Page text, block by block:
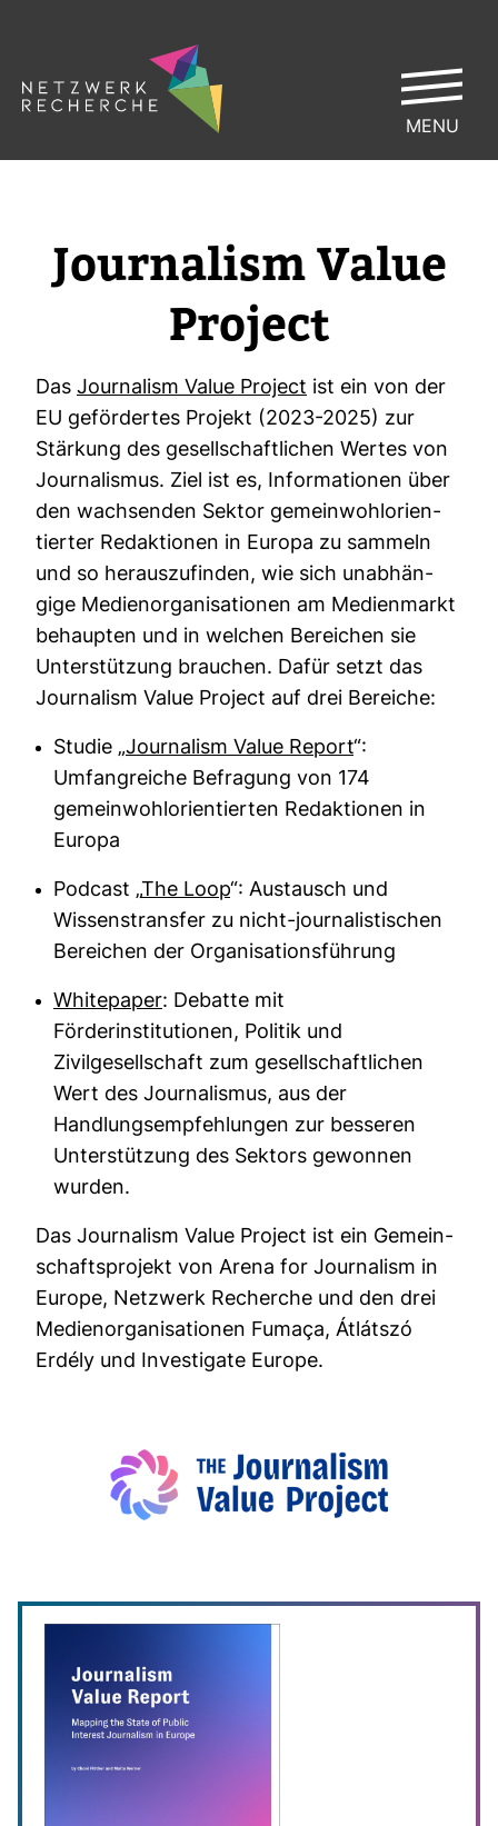
Jour­na­lism Value
Pro­ject
Das Jour­na­lism Value Pro­ject ist ein von der
EU geför­dertes Pro­jekt (2023-2025) zur
Stär­kung des gesell­schaft­li­chen Wertes von
Jour­na­lismus. Ziel ist es, Infor­ma­tionen über
den wach­senden Sektor gemein­wohl­ori­en­
tierter Redak­tionen in Europa zu sam­meln
und so her­aus­zu­finden, wie sich unab­hän­
gige Medi­en­or­ga­ni­sa­tionen am Medi­en­markt
behaupten und in wel­chen Berei­chen sie
Unter­stüt­zung brau­chen. Dafür setzt das
Jour­na­lism Value Pro­ject auf drei Bereiche:
Studie „Jour­na­lism Value Report“:
Umfangreiche Befragung von 174
gemeinwohlorientierten Redaktionen in
Europa
Podcast „The Loop“: Austausch und
Wissenstransfer zu nicht-journalistischen
Bereichen der Organisationsführung
White­paper: Debatte mit
Förderinstitutionen, Politik und
Zivilgesellschaft zum gesellschaftlichen
Wert des Journalismus, aus der
Handlungsempfehlungen zur besseren
Unterstützung des Sektors gewonnen
wurden.
Das Jour­na­lism Value Pro­ject ist ein Gemein­
schafts­pro­jekt von Arena for Jour­na­lism in
Europe, Netz­werk Recherche und den drei
Medi­en­or­ga­ni­sa­tionen Fumaça, Átlátszó
Erdély und Inves­ti­gate Europe.
MENU